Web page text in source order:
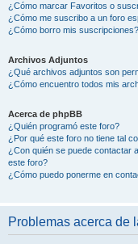
¿Cómo marcar Favoritos o
¿Cómo me suscribo a un foro
¿Cómo borro mis suscripciones?
Archivos Adjuntos
¿Qué archivos adjuntos son
¿Cómo encuentro todos mis
Acerca de phpBB
¿Quién programó este foro?
¿Por qué este foro no tiene tal
¿Con quién se puede contactar
este foro?
¿Cómo puedo ponerme en
Problemas acerca de